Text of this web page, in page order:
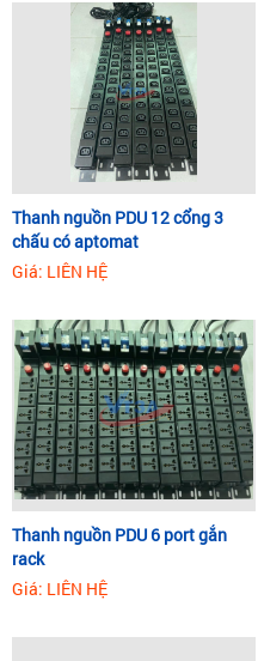
Thanh nguồn PDU 12 cổng 3
chấu có aptomat
Giá: LIÊN HỆ
Thanh nguồn PDU 6 port gắn
rack
Giá: LIÊN HỆ